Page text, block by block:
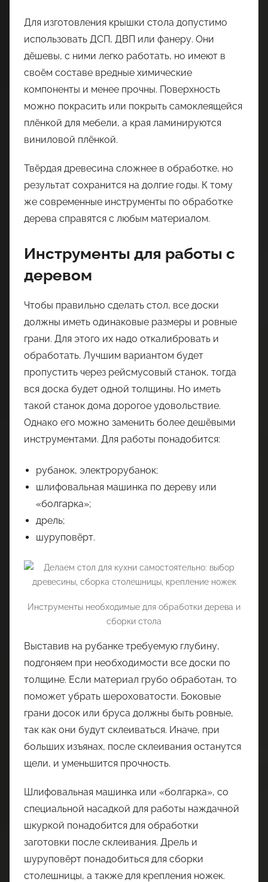
Для изготовления крышки стола допустимо
использовать ДСП, ДВП или фанеру. Они
дёшевы, с ними легко работать, но имеют в
своём составе вредные химические
компоненты и менее прочны. Поверхность
можно покрасить или покрыть самоклеящейся
плёнкой для мебели, а края ламинируются
виниловой плёнкой.
Твёрдая древесина сложнее в обработке, но
результат сохранится на долгие годы. К тому
же современные инструменты по обработке
дерева справятся с любым материалом.
Инструменты для работы с
деревом
Чтобы правильно сделать стол, все доски
должны иметь одинаковые размеры и ровные
грани. Для этого их надо откалибровать и
обработать. Лучшим вариантом будет
пропустить через рейсмусовый станок, тогда
вся доска будет одной толщины. Но иметь
такой станок дома дорогое удовольствие.
Однако его можно заменить более дешёвыми
инструментами. Для работы понадобится:
рубанок, электрорубанок;
шлифовальная машинка по дереву или
«болгарка»;
дрель;
шуруповёрт.
Инструменты необходимые для обработки дерева и
сборки стола
Выставив на рубанке требуемую глубину,
подгоняем при необходимости все доски по
толщине. Если материал грубо обработан, то
поможет убрать шероховатости. Боковые
грани досок или бруса должны быть ровные,
так как они будут склеиваться. Иначе, при
больших изъянах, после склеивания останутся
щели, и уменьшится прочность.
Шлифовальная машинка или «болгарка», со
специальной насадкой для работы наждачной
шкуркой понадобится для обработки
заготовки после склеивания. Дрель и
шуруповёрт понадобиться для сборки
столешницы, а также для крепления ножек.